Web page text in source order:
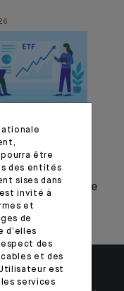
de
: lancement
nouvelle gamme
actifs
être
des entités
sises dans
invité à
et
de
d’elles
des
et des
est
services